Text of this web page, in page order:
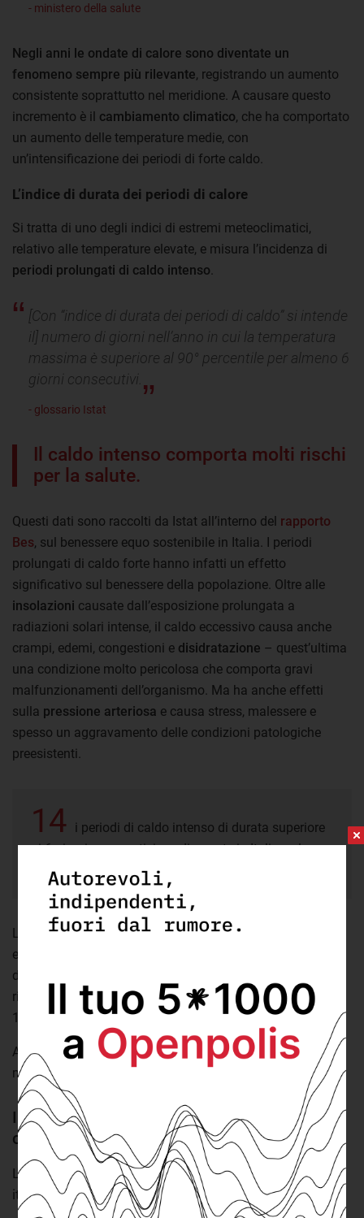
- ministero della salute
Negli anni le ondate di calore sono diventate un
fenomeno sempre più rilevante, registrando un aumento
consistente soprattutto nel meridione. A causare questo
incremento è il cambiamento climatico, che ha comportato
un aumento delle temperature medie, con
un’intensificazione dei periodi di forte caldo.
L’indice di durata dei periodi di calore
Si tratta di uno degli indici di estremi meteoclimatici,
relativo alle temperature elevate, e misura l’incidenza di
periodi prolungati di caldo intenso.
[Con “indice di durata dei periodi di caldo” si intende
il] numero di giorni nell’anno in cui la temperatura
massima è superiore al 90° percentile per almeno 6
giorni consecutivi.
- glossario Istat
Il caldo intenso comporta molti rischi
per la salute.
Questi dati sono raccolti da Istat all’interno del rapporto
Bes, sul benessere equo sostenibile in Italia. I periodi
prolungati di caldo forte hanno infatti un effetto
significativo sul benessere della popolazione. Oltre alle
insolazioni causate dall’esposizione prolungata a
radiazioni solari intense, il caldo eccessivo causa anche
crampi, edemi, congestioni e disidratazione – quest’ultima
una condizione molto pericolosa che comporta gravi
malfunzionamenti dell’organismo. Ma ha anche effetti
sulla pressione arteriosa e causa stress, malessere e
spesso un aggravamento delle condizioni patologiche
preesistenti.
14
i periodi di caldo intenso di durata superiore
ai 6 giorni consecutivi, mediamente in Italia, nel
2021.
La cifra è in leggero calo rispetto al 2020, quando se ne
erano registrati 17, ma si tratta comunque di valori
decisamente più elevati rispetto al periodo climatico di
riferimento, cioè il valore medio registrato negli anni tra il
1981 e il 2010.
A risultare maggiormente colpite sono state le regioni del
meridione e in particolare la
Calabria
In Calabria si registra il numero più elevato di
ondate di calore
L'indica di durata dei periodi di calore nelle regioni
italiane (2021)